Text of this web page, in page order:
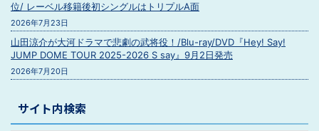
位/ レーベル移籍後初シングルはトリプルA面
2026年7月23日
山田涼介が大河ドラマで悲劇の武将役！/Blu-ray/DVD『Hey! Say!
JUMP DOME TOUR 2025-2026 S say』9月2日発売
2026年7月20日
サイト内検索